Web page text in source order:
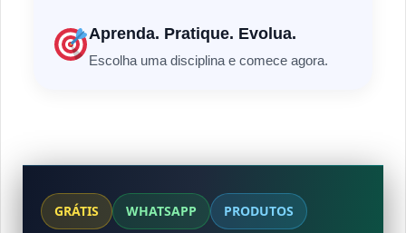
Aprenda. Pratique. Evolua.
Escolha uma disciplina e comece agora.
GRÁTIS WHATSAPP PRODUTOS